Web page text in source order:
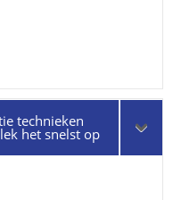
technieken
het snelst op